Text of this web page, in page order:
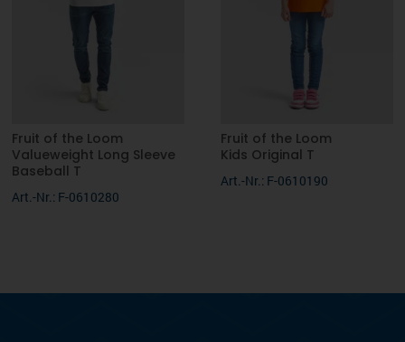
Fruit of the Loom
Valueweight Long Sleeve
Baseball T
Art.-Nr.: F-0610280
Fruit of the Loom
Kids Original T
Art.-Nr.: F-0610190